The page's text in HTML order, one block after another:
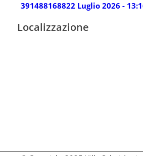
391488168822 Luglio 2026 -
Localizzazione